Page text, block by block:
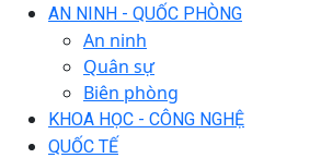
AN NINH - QUỐC PHÒNG
An ninh
Quân sự
Biên phòng
KHOA HỌC - CÔNG NGHỆ
QUỐC TẾ